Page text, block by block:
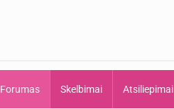
Forumas Skelbimai Atsiliepimai